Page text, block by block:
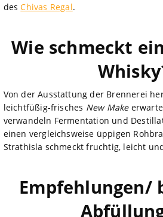
desChivas Regal.
Wie schmeckt
Von der Ausstattung der Brennerei
leichtfüßig-frisches New Make
verwandeln Fermentation und
einen vergleichsweise üppigen
Strathisla schmeckt fruchtig, leicht
Empfehlungen/